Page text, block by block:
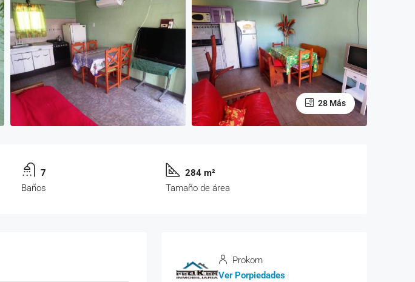
28 Más
7
Baños
284 m²
Tamaño de área
Prokom
Ver Porpiedades